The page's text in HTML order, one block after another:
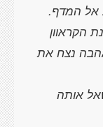
הקראוון
נצח את
אותה